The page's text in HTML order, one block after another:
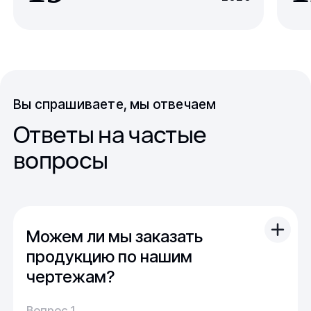
Вы спрашиваете, мы отвечаем
Ответы на частые
вопросы
Можем ли мы заказать
продукцию по нашим
чертежам?
Вы можете отправить свой чертеж/проект